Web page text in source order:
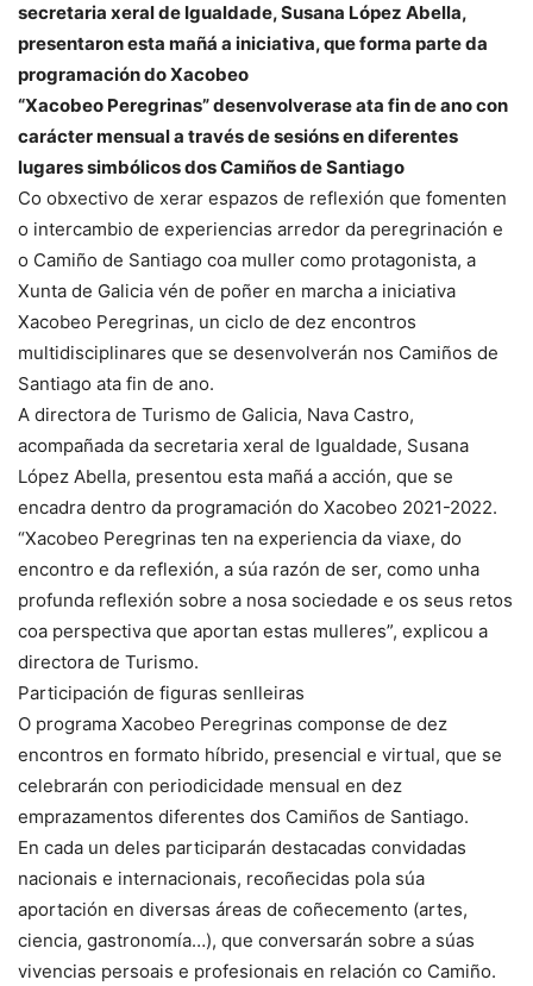
secretaria xeral de Igualdade, Susana López Abella,
presentaron esta mañá a iniciativa, que forma parte da
programación do Xacobeo
“Xacobeo Peregrinas” desenvolverase ata fin de ano con
carácter mensual a través de sesións en diferentes
lugares simbólicos dos Camiños de Santiago
Co obxectivo de xerar espazos de reflexión que fomenten
o intercambio de experiencias arredor da peregrinación e
o Camiño de Santiago coa muller como protagonista, a
Xunta de Galicia vén de poñer en marcha a iniciativa
Xacobeo Peregrinas, un ciclo de dez encontros
multidisciplinares que se desenvolverán nos Camiños de
Santiago ata fin de ano.
A directora de Turismo de Galicia, Nava Castro,
acompañada da secretaria xeral de Igualdade, Susana
López Abella, presentou esta mañá a acción, que se
encadra dentro da programación do Xacobeo 2021-2022.
“Xacobeo Peregrinas ten na experiencia da viaxe, do
encontro e da reflexión, a súa razón de ser, como unha
profunda reflexión sobre a nosa sociedade e os seus retos
coa perspectiva que aportan estas mulleres”, explicou a
directora de Turismo.
Participación de figuras senlleiras
O programa Xacobeo Peregrinas componse de dez
encontros en formato híbrido, presencial e virtual, que se
celebrarán con periodicidade mensual en dez
emprazamentos diferentes dos Camiños de Santiago.
En cada un deles participarán destacadas convidadas
nacionais e internacionais, recoñecidas pola súa
aportación en diversas áreas de coñecemento (artes,
ciencia, gastronomía…), que conversarán sobre a súas
vivencias persoais e profesionais en relación co Camiño.